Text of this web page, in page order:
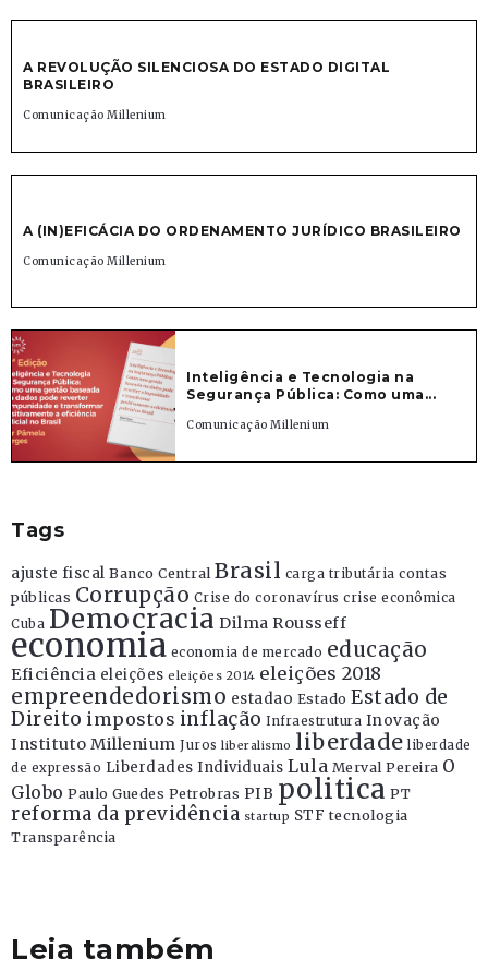
A REVOLUÇÃO SILENCIOSA DO ESTADO DIGITAL
BRASILEIRO
Comunicação Millenium
A (IN)EFICÁCIA DO ORDENAMENTO JURÍDICO BRASILEIRO
Comunicação Millenium
Inteligência e Tecnologia na
Segurança Pública: Como uma...
Comunicação Millenium
Tags
ajuste fiscal Banco Central Brasil carga tributária contas
públicas Corrupção Crise do coronavírus crise econômica
Cuba Democracia Dilma Rousseff
economia economia de mercado educação
Eficiência eleições eleições 2014 eleições 2018
empreendedorismo estadao Estado Estado de
Direito impostos inflação Infraestrutura Inovação
Instituto Millenium Juros liberalismo liberdade liberdade
de expressão Liberdades Individuais Lula Merval Pereira O
Globo Paulo Guedes Petrobras PIB politica PT
reforma da previdência startup STF tecnologia
Transparência
Leia também